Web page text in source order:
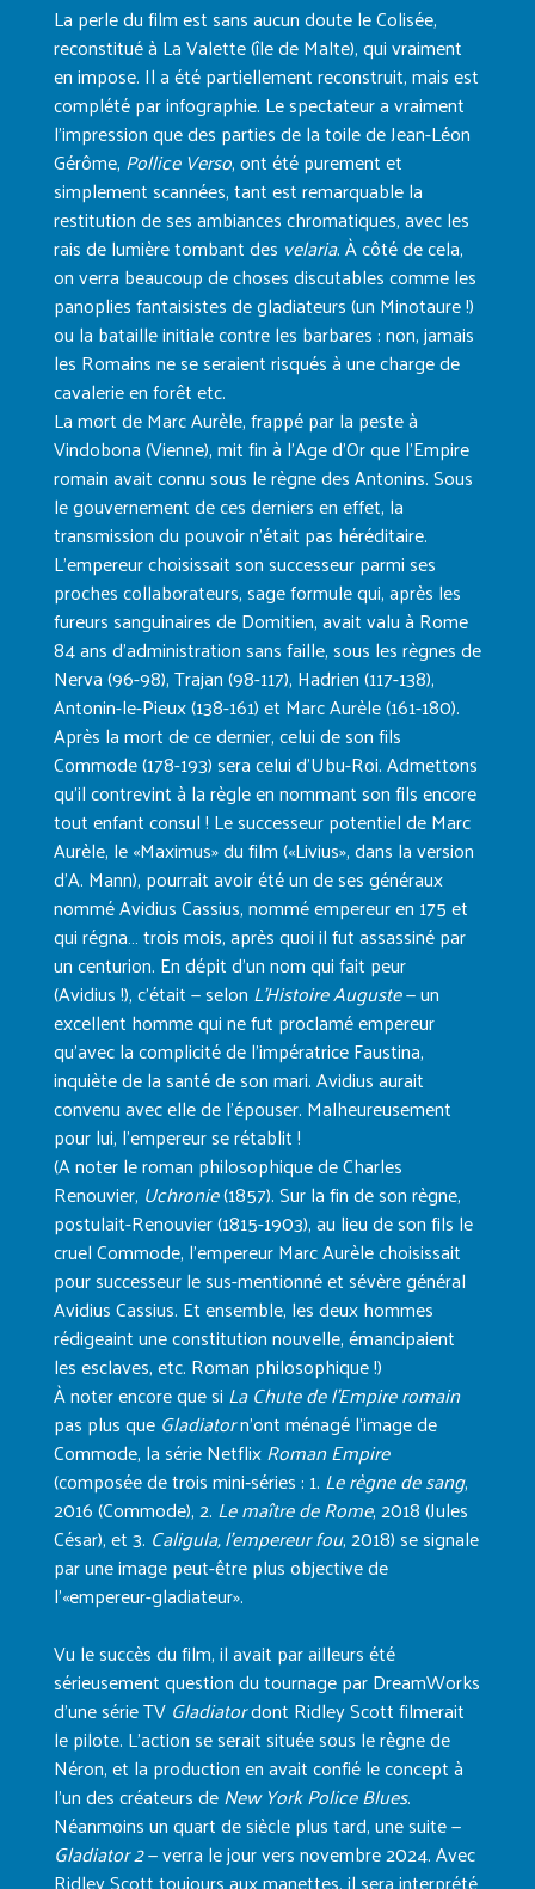
La perle du film est sans aucun doute le Colisée,
reconstitué à La Valette (île de Malte), qui vraiment
en impose. Il a été partiellement reconstruit, mais est
complété par infographie. Le spectateur a vraiment
l’impression que des parties de la toile de Jean-Léon
Gérôme, Pollice Verso, ont été purement et
simplement scannées, tant est remarquable la
restitution de ses ambiances chromatiques, avec les
rais de lumière tombant des velaria. À côté de cela,
on verra beaucoup de choses discutables comme les
panoplies fantaisistes de gladiateurs (un Minotaure !)
ou la bataille initiale contre les barbares : non, jamais
les Romains ne se seraient risqués à une charge de
cavalerie en forêt etc.
La mort de Marc Aurèle, frappé par la peste à
Vindobona (Vienne), mit fin à l’Age d’Or que l’Empire
romain avait connu sous le règne des Antonins. Sous
le gouvernement de ces derniers en effet, la
transmission du pouvoir n’était pas héréditaire.
L’empereur choisissait son successeur parmi ses
proches collaborateurs, sage formule qui, après les
fureurs sanguinaires de Domitien, avait valu à Rome
84 ans d’administra­tion sans faille, sous les règnes de
Nerva (96-98), Trajan (98-117), Hadrien (117-138),
Antonin-le-Pieux (138-161) et Marc Aurèle (161-180).
Après la mort de ce dernier, celui de son fils
Commode (178-193) sera celui d’Ubu-Roi. Admettons
qu’il contrevint à la règle en nommant son fils encore
tout enfant consul ! Le successeur potentiel de Marc
Aurèle, le «Maximus» du film («Livius», dans la version
d’A. Mann), pourrait avoir été un de ses généraux
nommé Avidius Cassius, nommé empereur en 175 et
qui régna… trois mois, après quoi il fut assassiné par
un centurion. En dépit d’un nom qui fait peur
(Avidius !), c’était — selon L’Histoire Auguste— un
excellent homme qui ne fut proclamé empereur
qu’avec la complicité de l’impératrice Faustina,
inquiète de la santé de son mari. Avidius aurait
convenu avec elle de l’épouser. Malheureusement
pour lui, l’empereur se rétablit !
(A noter le roman philosophique de Charles
Renouvier, Uchronie(1857). Sur la fin de son règne,
postulait-Renouvier (1815-1903), au lieu de son fils le
cruel Commode, l’empereur Marc Aurèle choisissait
pour successeur le sus-mentionné et sévère général
Avidius Cassius. Et ensemble, les deux hommes
rédigeaint une constitution nouvelle, émancipaient
les esclaves, etc. Roman philosophique !)
À noter encore que si La Chute de l’Empire romain
pas plus que Gladiatorn’ont ménagé l’image de
Commode, la série NetflixRoman Empire
(composée de trois mini‑séries : 1. Le règne de sang,
2016 (Commode), 2. Le maître de Rome, 2018 (Jules
César), et 3. Caligula, l’empereur fou, 2018) se signale
par une image peut-être plus objective de
l’«empereur-gladiateur».
Vu le succès du film, il avait par ailleurs été
sérieusement question du tournage par DreamWorks
d’une série TV Gladiatordont Ridley Scott filmerait
le pilote. L’action se serait située sous le règne de
Néron, et la production en avait confié le concept à
l’un des créateurs deNew York Police Blues.
Néanmoins un quart de siècle plus tard, une suite —
Gladiator 2— verra le jour vers novembre 2024. Avec